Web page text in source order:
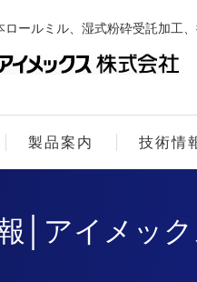
ロールミル、湿式粉砕受託加工
製品案内 技術情
│アイメッ